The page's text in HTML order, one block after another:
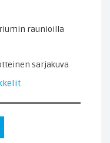
raunioilla
sarjakuva